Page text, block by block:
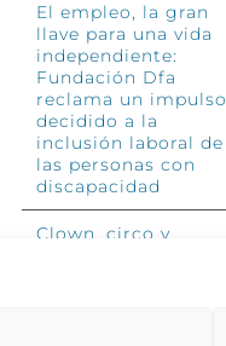
El empleo, la gran
llave para una vida
independiente:
Fundación Dfa
reclama un impulso
decidido a la
inclusión laboral de
las personas con
discapacidad
Clown, circo y